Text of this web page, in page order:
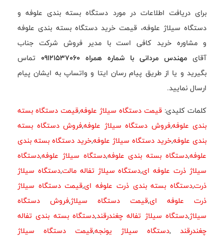
برای دریافت اطلاعات در مورد دستگاه بسته بندی علوفه و
دستگاه سیلاژ علوفه، قیمت خرید دستگاه بسته بندی علوفه
و مشاوره خرید کافی است با مدیر فروش شرکت جناب
آقای مهندس مردانی با شماره همراه 09121537060
تماس
بگیرید و یا از طریق پیام رسان ایتا و واتساپ به ایشان پیام
ارسال نمایید.
کلمات کلیدی: قیمت دستگاه سیلاژ علوفه,قیمت دستگاه بسته
بندی علوفه,فروش دستگاه سیلاژ علوفه,فروش دستگاه بسته
بندی علوفه,خرید دستگاه سیلاژ علوفه,خرید دستگاه بسته بندی
علوفه,دستگاه بسته بندی علوفه,دستگاه سیلاژ علوفه,دستگاه
سیلاژ ذرت علوفه ای,دستگاه سیلاژ تفاله مالت,دستگاه سیلاژ
ذرت,دستگاه بسته بندی ذرت علوفه ای,قیمت دستگاه سیلاژ
ذرت علوفه ای,قیمت دستگاه سیلاژ,فروش دستگاه
سیلاژ,دستگاه سیلاژ تفاله چغندرقند,دستگاه بسته بندی تفاله
چغندرقند ,دستگاه سیلاژ یونجه,قیمت دستگاه سیلاژ